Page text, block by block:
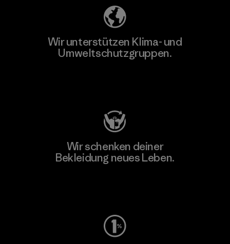
Wir unterstützen Klima- und
Umweltschutzgruppen.
Wir schenken deiner
Bekleidung neues Leben.